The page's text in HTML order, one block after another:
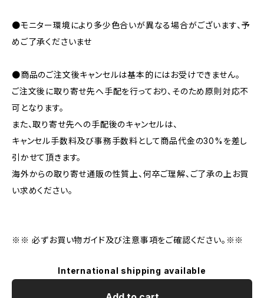
●モニター環境により多少色合いが異なる場合がございます、予
めご了承くださいませ
●商品のご注文後キャンセルは基本的にはお受けできません。
ご注文後に取り寄せ先へ手配を行っており、そのため原則対応不
可となります。
また、取り寄せ先への手配後のキャンセルは、
キャンセル手数料及び事務手数料として商品代金の30%を差し
引かせて頂きます。
海外からの取り寄せ通販の性質上、何卒ご理解、ご了承の上お買
い求めください。
※※ 必ずお買い物ガイド及び注意事項をご確認ください。※※
International shipping available